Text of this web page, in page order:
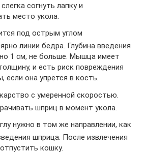
согнуть лапку и
место укола.
под острым углом
линии бедра. Глубина введения
1 см, не больше. Мышца имеет
и есть риск повреждения
если она упрётся в кость.
с умеренной скоростью.
шприц в момент укола.
нужно в том же направлении, как
шприца. После извлечения
кошку.